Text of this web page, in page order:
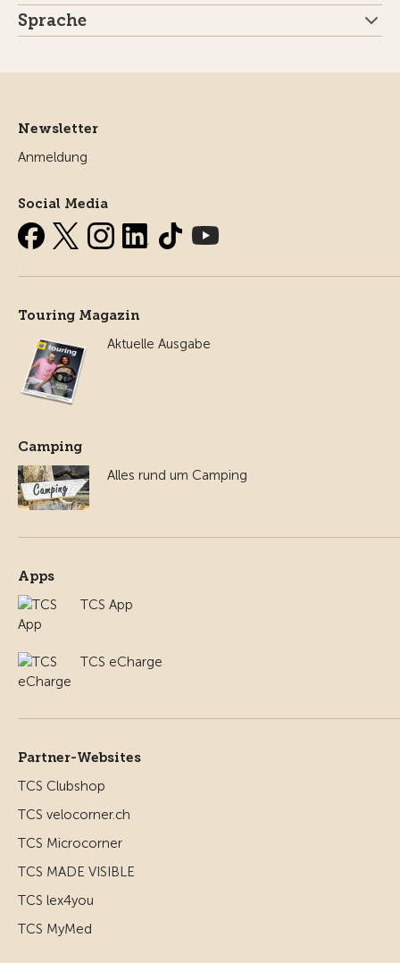
Sprache
Newsletter
Anmeldung
Social Media
Touring Magazin
Aktuelle Ausgabe
Camping
Alles rund um Camping
Apps
TCS App
TCS eCharge
Partner-Websites
TCS Clubshop
TCS velocorner.ch
TCS Microcorner
TCS MADE VISIBLE
TCS lex4you
TCS MyMed